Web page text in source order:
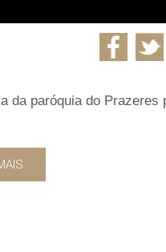
da paróquia do Prazeres